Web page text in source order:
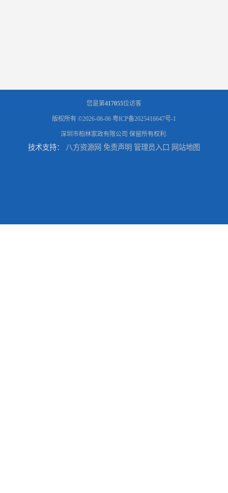
您是第417055位访客
版权所有 ©2026-08-06 粤ICP备2025416647号-1
深圳市柏林家政有限公司 保留所有权利.
技术支持： 八方资源网 免责声明 管理员入口 网站地图